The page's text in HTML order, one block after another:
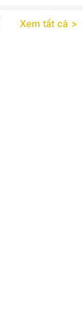
Xem tất cả >